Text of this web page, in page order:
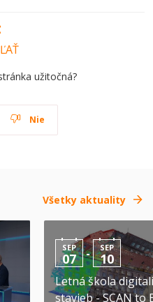
užitočná?
Nie
Všetky aktuality
SEP
07 - SEP
10
Letná škola
stavieb - SCAN to